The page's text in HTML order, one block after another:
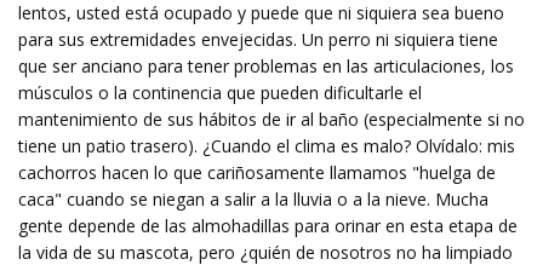
lentos, usted está ocupado y puede que ni siquiera sea bueno
para sus extremidades envejecidas. Un perro ni siquiera tiene
que ser anciano para tener problemas en las articulaciones, los
músculos o la continencia que pueden dificultarle el
mantenimiento de sus hábitos de ir al baño (especialmente si no
tiene un patio trasero). ¿Cuando el clima es malo? Olvídalo: mis
cachorros hacen lo que cariñosamente llamamos "huelga de
caca" cuando se niegan a salir a la lluvia o a la nieve. Mucha
gente depende de las almohadillas para orinar en esta etapa de
la vida de su mascota, pero ¿quién de nosotros no ha limpiado